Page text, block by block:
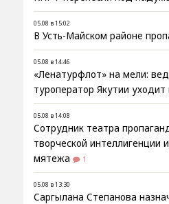
05.08 в 15:02
В Усть-Майском районе
05.08 в 14:46
«Ленатурфлот» на мели:
туроператор Якутии
05.08 в 14:08
Сотрудник театра
творческой интеллигенции
мятежа
1
05.08 в 13:30
Саргылана Степанова